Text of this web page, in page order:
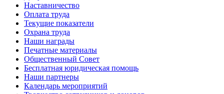
Наставничество
Оплата труда
Текущие показатели
Охрана труда
Наши награды
Печатные материалы
Общественный Совет
Бесплатная юридическая помощь
Наши партнеры
Календарь мероприятий